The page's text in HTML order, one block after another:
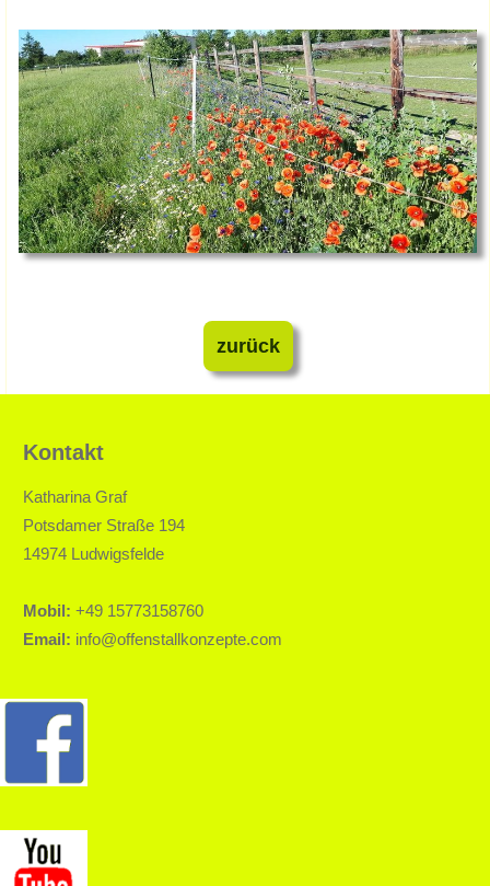
zurück
Kontakt
Katharina Graf
Potsdamer Straße 194
14974 Ludwigsfelde
Mobil: +49 15773158760
Email: info@offenstallkonzepte.com